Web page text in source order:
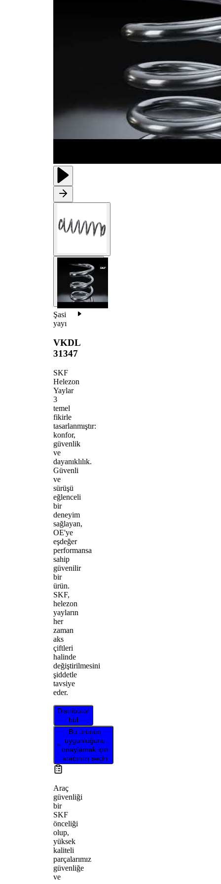
Şasi
yayı
VKDL
31347
SKF
Helezon
Yaylar
3
temel
fikirle
tasarlanmıştır:
konfor,
güvenlik
ve
dayanıklılık.
Güvenli
ve
sürüşü
eğlenceli
bir
deneyim
sağlayan,
OE'ye
eşdeğer
performansa
sahip
güvenilir
bir
ürün.
SKF,
helezon
yayların
her
zaman
aks
çiftleri
halinde
değiştirilmesini
şiddetle
tavsiye
eder.
Distribütör
bul
Bu ürünün
uygunluğunu
onaylamak için
aracınızı seçin
Araç
güvenliği
bir
SKF
önceliği
olup,
yüksek
kaliteli
parçalarımız
güvenliğe
ve